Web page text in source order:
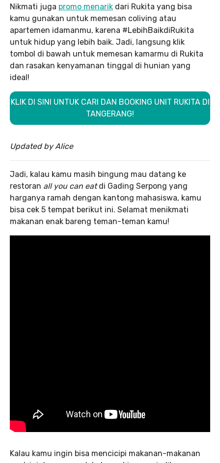
Nikmati juga promo menarik dari Rukita yang bisa
kamu gunakan untuk memesan coliving atau
apartemen idamanmu, karena #LebihBaikdiRukita
untuk hidup yang lebih baik. Jadi, langsung klik
tombol di bawah untuk memesan kamarmu di Rukita
dan rasakan kenyamanan tinggal di hunian yang
ideal!
KLIK DI SINI UNTUK CARI DAN BOOKING UNIT RUKITA DI
TANGERANG!
Updated by Alice
Jadi, kalau kamu masih bingung mau datang ke
restoran all you can eatdi Gading Serpong yang
harganya ramah dengan kantong mahasiswa, kamu
bisa cek 5 tempat berikut ini. Selamat menikmati
makanan enak bareng teman-teman kamu!
Kalau kamu ingin bisa mencicipi makanan-makanan